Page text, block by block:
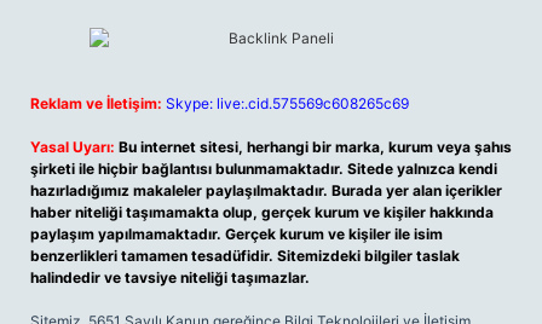
Reklam ve İletişim: Skype: live:.cid.575569c608265c69
Yasal Uyarı: Bu internet sitesi, herhangi bir marka, kurum veya şahıs
şirketi ile hiçbir bağlantısı bulunmamaktadır. Sitede yalnızca kendi
hazırladığımız makaleler paylaşılmaktadır. Burada yer alan içerikler
haber niteliği taşımamakta olup, gerçek kurum ve kişiler hakkında
paylaşım yapılmamaktadır. Gerçek kurum ve kişiler ile isim
benzerlikleri tamamen tesadüfidir. Sitemizdeki bilgiler taslak
halindedir ve tavsiye niteliği taşımazlar.